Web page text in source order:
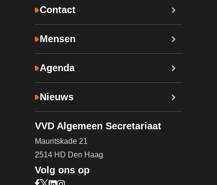
Contact
Mensen
Agenda
Nieuws
VVD Algemeen Secretariaat
Mauritskade 21
2514 HD Den Haag
Volg ons op